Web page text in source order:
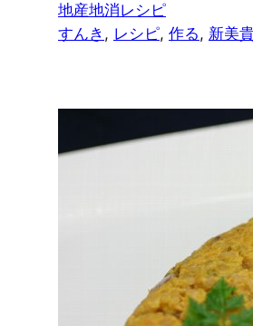
地産地消レシピ
すんき , レシピ, 作る, 新美